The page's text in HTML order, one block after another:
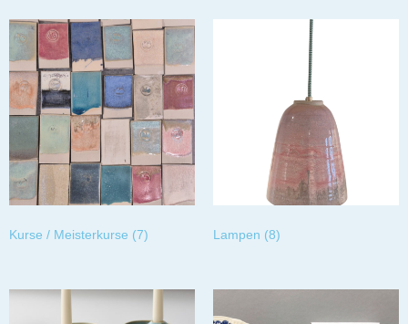
Kurse / Meisterkurse (7) Lampen (8)